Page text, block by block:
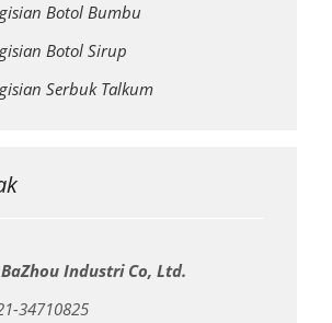
Botol Bumbu
Botol Sirup
Serbuk Talkum
Industri Co, Ltd.
34710825